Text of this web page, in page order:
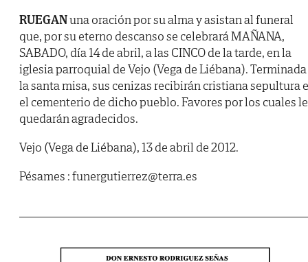
RUEGANuna oración por su alma y asistan al funeral
que, por su eterno descanso se celebrará MAÑANA,
SABADO, día 14 de abril, a las CINCO de la tarde, en la
iglesia parroquial de Vejo (Vega de Liébana). Terminada
la santa misa, sus cenizas recibirán cristiana sepultura
el cementerio de dicho pueblo. Favores por los cuales
quedarán agradecidos.
Vejo (Vega de Liébana), 13 de abril de 2012.
Pésames : funergutierrez@terra.es